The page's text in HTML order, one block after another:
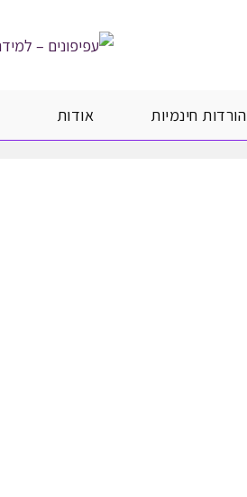
הורדות חינמיות אודות